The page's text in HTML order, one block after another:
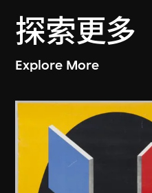
探索更多
Explore More